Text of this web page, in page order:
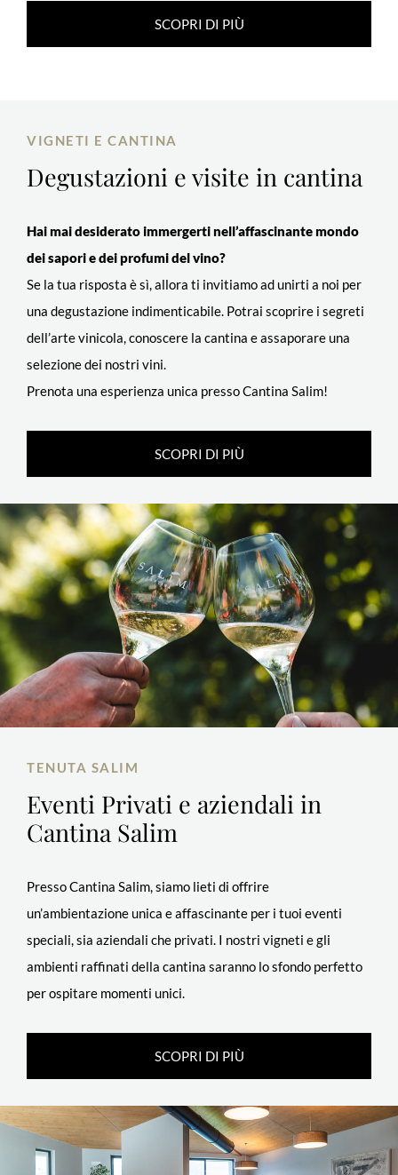
SCOPRI DI PIÙ
VIGNETI E CANTINA
Degustazioni e visite in cantina
Hai mai desiderato immergerti nell’affascinante mondo
dei sapori e dei profumi del vino?
Se la tua risposta è sì, allora ti invitiamo ad unirti a noi per
una degustazione indimenticabile. Potrai scoprire i segreti
dell’arte vinicola, conoscere la cantina e assaporare una
selezione dei nostri vini.
Prenota una esperienza unica presso Cantina Salim!
SCOPRI DI PIÙ
TENUTA SALIM
Eventi Privati e aziendaliin
Cantina Salim
Presso Cantina Salim, siamo lieti di offrire
un’ambientazione unica e affascinante per i tuoi eventi
speciali, sia aziendali che privati. I nostri vigneti e gli
ambienti raffinati della cantina saranno lo sfondo perfetto
per ospitare momenti unici.
SCOPRI DI PIÙ